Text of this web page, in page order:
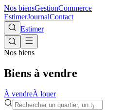
Nos biensGestionCommerce
EstimerJournalContact
Estimer
Nos biens
Biens à vendre
À vendreÀ louer